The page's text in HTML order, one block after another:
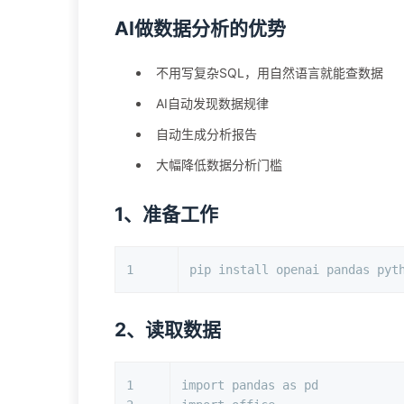
AI做数据分析的优势
不用写复杂SQL，用自然语言就能查数据
AI自动发现数据规律
自动生成分析报告
大幅降低数据分析门槛
1、准备工作
1 pip install openai pandas
2、读取数据
1
import pandas as pd